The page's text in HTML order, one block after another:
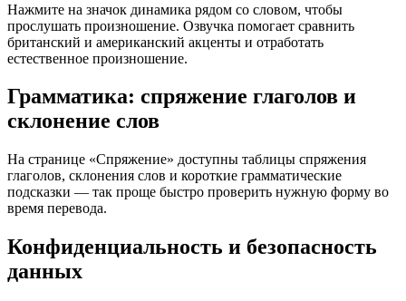
Нажмите на значок динамика рядом со словом, чтобы
прослушать произношение. Озвучка помогает сравнить
британский и американский акценты и отработать
естественное произношение.
Грамматика: спряжение глаголов и
склонение слов
На странице «Спряжение» доступны таблицы спряжения
глаголов, склонения слов и короткие грамматические
подсказки — так проще быстро проверить нужную форму во
время перевода.
Конфиденциальность и безопасность
данных